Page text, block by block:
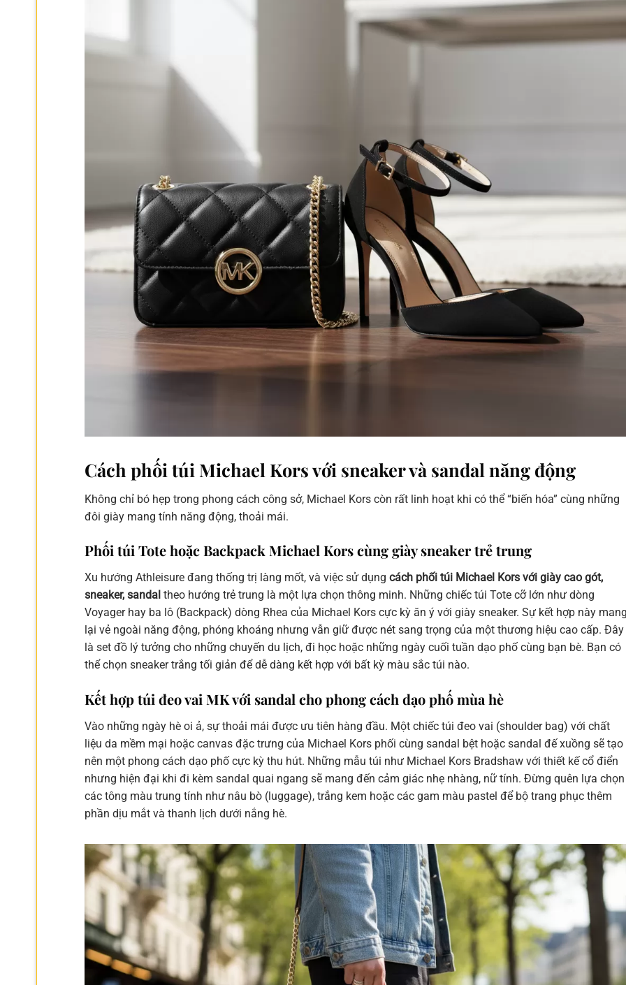
Cách phối túi Michael Kors với sneaker và sandal năng động
Không chỉ bó hẹp trong phong cách công sở, Michael Kors còn rất linh hoạt khi có thể “biến hóa” cùng những
đôi giày mang tính năng động, thoải mái.
Phối túi Tote hoặc Backpack Michael Kors cùng giày sneaker trẻ trung
Xu hướng Athleisure đang thống trị làng mốt, và việc sử dụng cách phối túi Michael Kors với giày cao gót,
sneaker, sandal theo hướng trẻ trung là một lựa chọn thông minh. Những chiếc túi Tote cỡ lớn như dòng
Voyager hay ba lô (Backpack) dòng Rhea của Michael Kors cực kỳ ăn ý với giày sneaker. Sự kết hợp này
lại vẻ ngoài năng động, phóng khoáng nhưng vẫn giữ được nét sang trọng của một thương hiệu cao cấp. Đây
là set đồ lý tưởng cho những chuyến du lịch, đi học hoặc những ngày cuối tuần dạo phố cùng bạn bè. Bạn có
thể chọn sneaker trắng tối giản để dễ dàng kết hợp với bất kỳ màu sắc túi nào.
Kết hợp túi đeo vai MK với sandal cho phong cách dạo phố mùa hè
Vào những ngày hè oi ả, sự thoải mái được ưu tiên hàng đầu. Một chiếc túi đeo vai (shoulder bag) với chất
liệu da mềm mại hoặc canvas đặc trưng của Michael Kors phối cùng sandal bệt hoặc sandal đế xuồng sẽ tạo
nên một phong cách dạo phố cực kỳ thu hút. Những mẫu túi như Michael Kors Bradshaw với thiết kế cổ điển
nhưng hiện đại khi đi kèm sandal quai ngang sẽ mang đến cảm giác nhẹ nhàng, nữ tính. Đừng quên lựa chọn
các tông màu trung tính như nâu bò (luggage), trắng kem hoặc các gam màu pastel để bộ trang phục thêm
phần dịu mắt và thanh lịch dưới nắng hè.